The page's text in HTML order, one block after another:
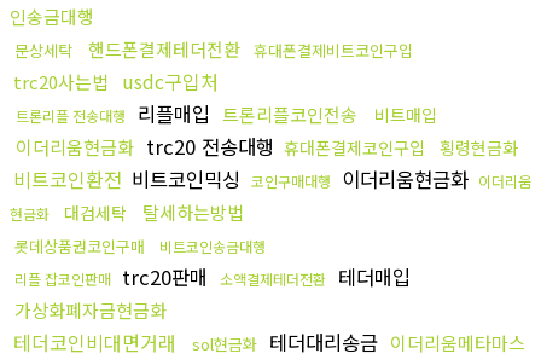
인송금대행
문상세탁 핸드폰결제테더전환 휴대폰결제비트코인구입
trc20사는법 usdc구입처
트론리플 전송대행 리플매입 트론리플코인전송 비트매입
이더리움현금화 trc20 전송대행 휴대폰결제코인구입 횡령현금화
비트코인환전 비트코인믹싱 코인구매대행 이더리움현금화 이더리움
현금화
대검세탁 탈세하는방법
롯데상품권코인구매
비트코인송금대행
리플 잡코인판매 trc20판매 소액결제테더전환 테더매입
가상화폐자금현금화
테더코인비대면거래 sol현금화 테더대리송금 이더리움메타마스